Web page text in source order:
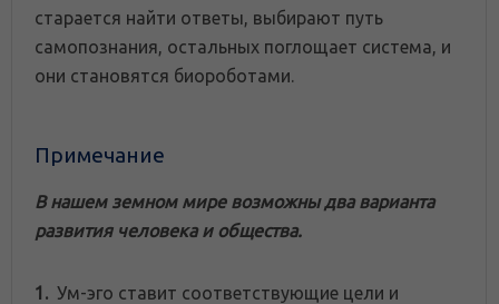
старается найти ответы, выбирают путь
самопознания, остальных поглощает система, и
они становятся биороботами.
Примечание
В нашем земном мире возможны два варианта
развития человека и общества.
1. Ум-эго ставит соответствующие цели и